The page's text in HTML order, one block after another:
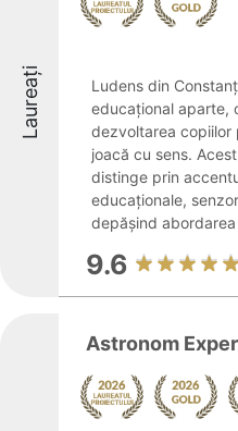
Laureați
Ludens din
educațional aparte,
dezvoltarea copiilor
joacă cu sens.
distinge prin
educaționale,
depășind abordarea
9.6
Astronom